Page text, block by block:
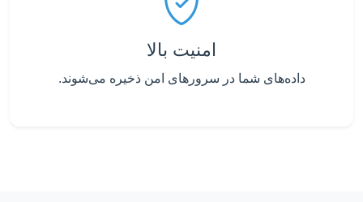
امنیت بالا
داده‌های شما در سرورهای امن ذخیره می‌شوند.